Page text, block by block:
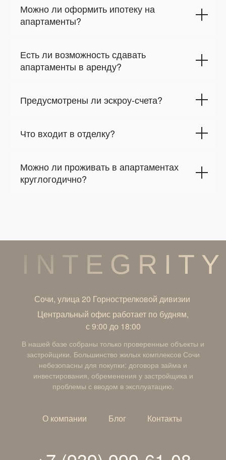
Можно ли оформить ипотеку на
апартаменты?
Есть ли возможность сдавать
апартаменты в аренду?
Предусмотрены ли эскроу-счета?
Что входит в отделку?
Можно ли проживать в апартаментах
круглогодично?
INTEGRITY
В нашей базе собраны только проверенные объекты и
застройщики. Большинство жилых комплексов Сочи
небезопасны для покупки: договора займа и
инвестирования, обременения у застройщика и
проблемы с вводом в эксплуатацию.
Центральный офис работает по будням,
с 9:00 до 18:00
Сочи, улица 20 Горнострелковой дивизии
Контакты
Блог
О компании